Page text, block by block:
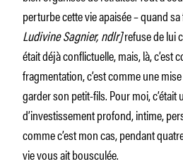
perturbe cette vie apaisée – quand
Ludivine Sagnier, ndlr]refuse de lui
était déjà conflictuelle, mais, là, c’est
fragmentation, c’est comme une
garder son petit-fils. Pour moi, c’était
d’investissement profond, intime,
comme c’est mon cas, pendant
vie vous ait bousculée.